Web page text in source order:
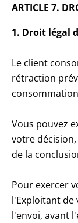
ARTICLE 7.
1. Droit légal
Le client
rétraction
Vous pouvez
votre
de la
Pour exercer
l'Exploitant de
l'envoi, avant